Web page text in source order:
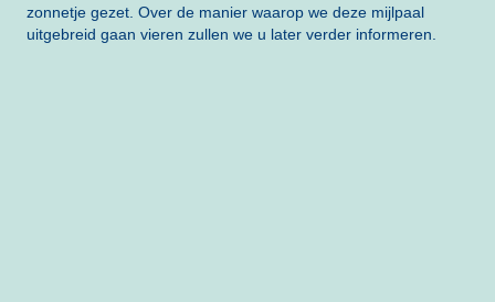
zonnetje gezet. Over de manier waarop we deze mijlpaal
uitgebreid gaan vieren zullen we u later verder informeren.